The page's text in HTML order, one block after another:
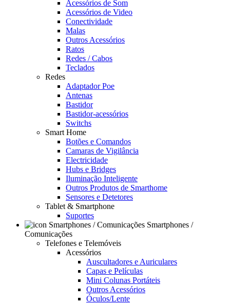
Acessórios de Som
Acessórios de Video
Conectividade
Malas
Outros Acessórios
Ratos
Redes / Cabos
Teclados
Redes
Adaptador Poe
Antenas
Bastidor
Bastidor-acessórios
Switchs
Smart Home
Botões e Comandos
Camaras de Vigilância
Electricidade
Hubs e Bridges
Iluminação Inteligente
Outros Produtos de Smarthome
Sensores e Detetores
Tablet & Smartphone
Suportes
Smartphones /
Comunicações
Telefones e Telemóveis
Acessórios
Auscultadores e Auriculares
Capas e Películas
Mini Colunas Portáteis
Outros Acessórios
Óculos/Lente